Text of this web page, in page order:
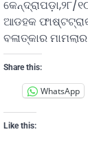
କେନ୍ଦ୍ରାପଡ଼ା,୨୮/
ଆଡହକ
ବଳାତ୍କାର
Share this:
WhatsApp
Like this: